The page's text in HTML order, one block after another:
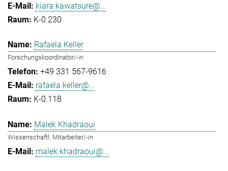
kiara.kawatsure@...
K-0.230
Rafaela Keller
Forschungskoordinator/-in
+49 331 567-9616
rafaela.keller@...
K-0.118
Malek Khadraoui
Wissenschaftl. Mitarbeiter/-in
malek.khadraoui@...